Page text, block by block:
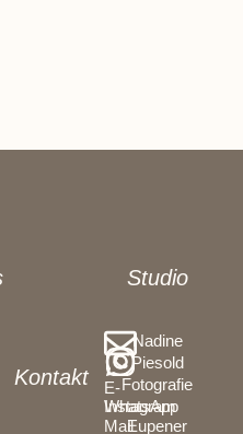
Kontakt
Instagram
WhatsApp
E-
Mail
Studio
Nadine
Piesold
Fotografie
Eupener